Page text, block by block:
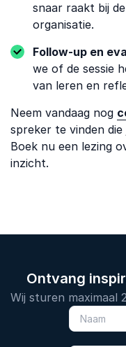
snaar raakt bij
organisatie.
Follow-up en
we of de sessie
van leren en
Neem vandaag nog
spreker te vinden
Boek nu een lezing
inzicht.
Ontvang
Wij sturen maximaal